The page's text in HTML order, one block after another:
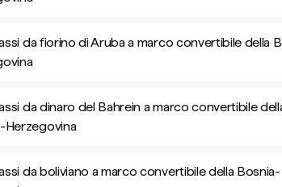
da fiorino di Aruba a marco convertibile della
da dinaro del Bahrein a marco convertibile
Herzegovina
da boliviano a marco convertibile della Bosnia-